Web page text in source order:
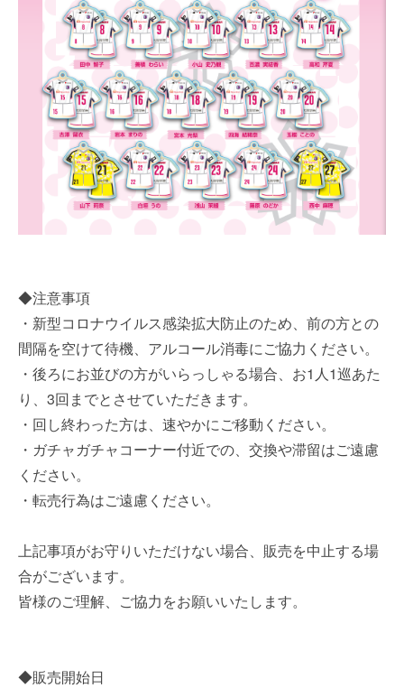
◆注意事項
・新型コロナウイルス感染拡大防止のため、前の方との
間隔を空けて待機、アルコール消毒にご協力ください。
・後ろにお並びの方がいらっしゃる場合、お1人1巡あた
り、3回までとさせていただきます。
・回し終わった方は、速やかにご移動ください。
・ガチャガチャコーナー付近での、交換や滞留はご遠慮
ください。
・転売行為はご遠慮ください。
上記事項がお守りいただけない場合、販売を中止する場
合がございます。
皆様のご理解、ご協力をお願いいたします。
◆販売開始日